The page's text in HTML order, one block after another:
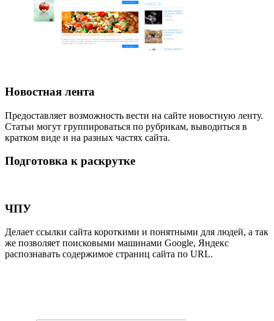
Новостная лента
Предоставляет возможность вести на сайте новостную ленту.
Статьи могут группироваться по рубрикам, выводиться в
кратком виде и на разных частях сайта.
Подготовка к раскрутке
ЧПУ
Делает ссылки сайта короткими и понятными для людей, а так
же позволяет поисковыми машинами Google, Яндекс
распознавать содержимое страниц сайта по URL.